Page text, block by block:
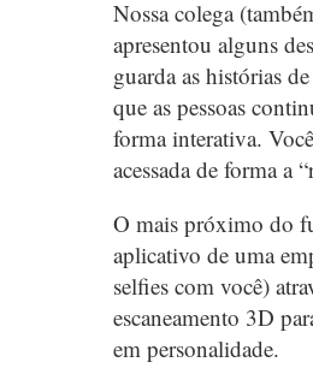
Nossa colega
apresentou alguns
guarda as histórias
que as pessoas
forma interativa.
acessada de forma a
O mais próximo do
aplicativo de uma
selfies com você)
escaneamento 3D
em personalidade.